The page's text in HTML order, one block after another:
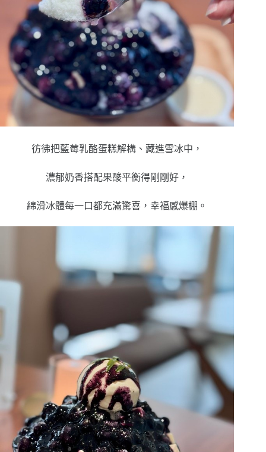
彷彿把藍莓乳酪蛋糕解構、藏進雪冰中，
濃郁奶香搭配果酸平衡得剛剛好，
綿滑冰體每一口都充滿驚喜，幸福感爆棚。